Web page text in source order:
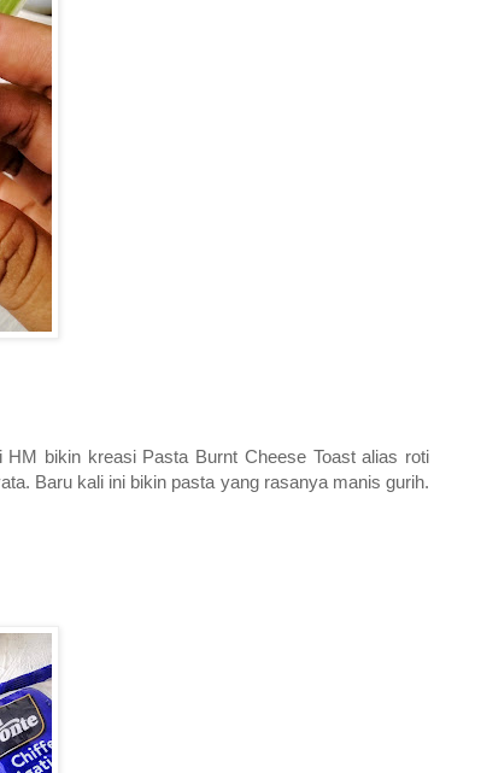
bikin kreasi Pasta Burnt Cheese Toast alias roti
Baru kali ini bikin pasta yang rasanya manis gurih.